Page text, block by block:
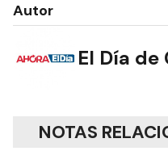
Autor
El Día de
NOTAS